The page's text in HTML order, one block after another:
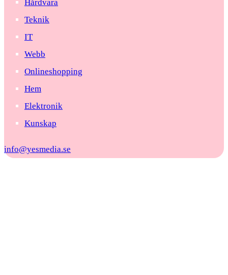
Hårdvara
Teknik
IT
Webb
Onlineshopping
Hem
Elektronik
Kunskap
info@yesmedia.se